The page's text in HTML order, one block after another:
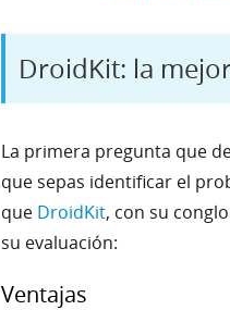
DroidKit: la
La primera pregunta que
que sepas identificar el
que DroidKit, con su
su evaluación:
Ventajas